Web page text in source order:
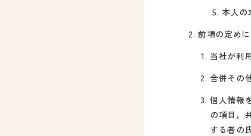
本人の
前項の定め
当社が利
合併その
個人情報
の項目，
する者の